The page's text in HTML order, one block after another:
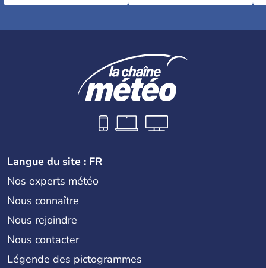
Langue du site : FR
Nos experts météo
Nous connaître
Nous rejoindre
Nous contacter
Légende des pictogrammes